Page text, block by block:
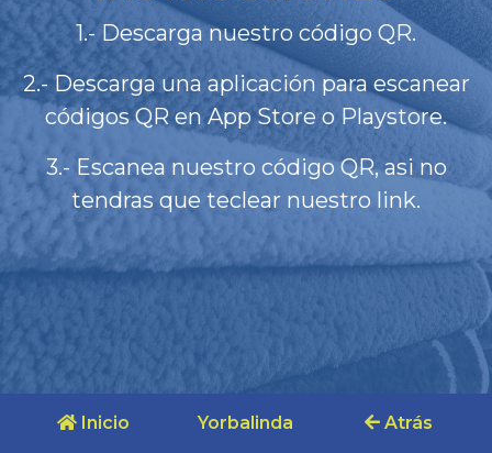
1.- Descarga nuestro código QR.
2.- Descarga una aplicación para escanear
códigos QR en App Store o Playstore.
3.- Escanea nuestro código QR, asi no
tendras que teclear nuestro link.
Inicio Yorbalinda Atrás